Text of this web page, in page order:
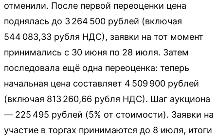
отменили. После первой переоценки цена
поднялась до 3 264 500 рублей (включая
544 083,33 рубля НДС), заявки на тот момент
принимались с 30 июня по 28 июля. Затем
последовала ещё одна переоценка: теперь
начальная цена составляет 4 509 900 рублей
(включая 813 260,66 рубля НДС). Шаг аукциона
— 225 495 рублей (5% от стоимости). Заявки на
участие в торгах принимаются до 8 июля, итоги